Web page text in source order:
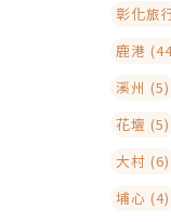
彰化旅
鹿港
溪州 (5)
花壇 (5)
大村 (6)
埔心 (4)